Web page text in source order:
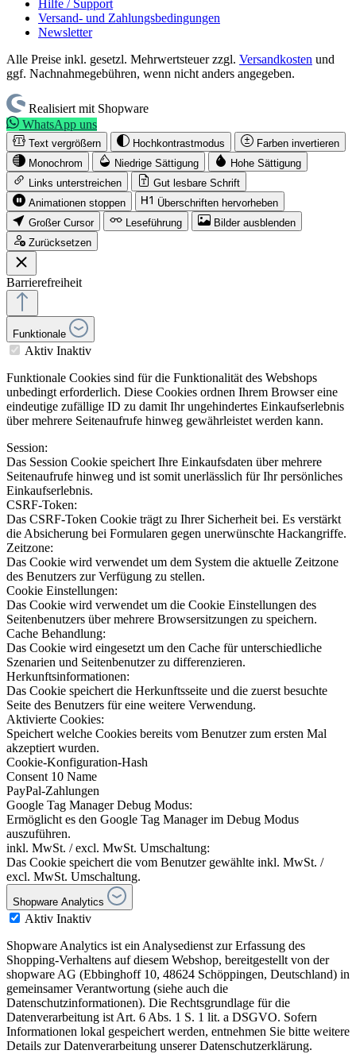
Hilfe / Support
Versand- und Zahlungsbedingungen
Newsletter
Alle Preise inkl. gesetzl. Mehrwertsteuer zzgl. Versandkosten und
ggf. Nachnahmegebühren, wenn nicht anders angegeben.
Realisiert mit Shopware
WhatsApp uns
Text vergrößern Hochkontrastmodus
Farben invertieren
Monochrom
Niedrige Sättigung
Hohe Sättigung
Links unterstreichen
Gut lesbare Schrift
Animationen stoppen
Überschriften hervorheben
Großer Cursor
Leseführung
Bilder ausblenden
Zurücksetzen
Barrierefreiheit
Funktionale
Aktiv Inaktiv
Funktionale Cookies sind für die Funktionalität des Webshops
unbedingt erforderlich. Diese Cookies ordnen Ihrem Browser eine
eindeutige zufällige ID zu damit Ihr ungehindertes Einkaufserlebnis
über mehrere Seitenaufrufe hinweg gewährleistet werden kann.
Session:
Das Session Cookie speichert Ihre Einkaufsdaten über mehrere
Seitenaufrufe hinweg und ist somit unerlässlich für Ihr persönliches
Einkaufserlebnis.
CSRF-Token:
Das CSRF-Token Cookie trägt zu Ihrer Sicherheit bei. Es verstärkt
die Absicherung bei Formularen gegen unerwünschte Hackangriffe.
Zeitzone:
Das Cookie wird verwendet um dem System die aktuelle Zeitzone
des Benutzers zur Verfügung zu stellen.
Cookie Einstellungen:
Das Cookie wird verwendet um die Cookie Einstellungen des
Seitenbenutzers über mehrere Browsersitzungen zu speichern.
Cache Behandlung:
Das Cookie wird eingesetzt um den Cache für unterschiedliche
Szenarien und Seitenbenutzer zu differenzieren.
Herkunftsinformationen:
Das Cookie speichert die Herkunftsseite und die zuerst besuchte
Seite des Benutzers für eine weitere Verwendung.
Aktivierte Cookies:
Speichert welche Cookies bereits vom Benutzer zum ersten Mal
akzeptiert wurden.
Cookie-Konfiguration-Hash
Consent 10 Name
PayPal-Zahlungen
Google Tag Manager Debug Modus:
Ermöglicht es den Google Tag Manager im Debug Modus
auszuführen.
inkl. MwSt. / excl. MwSt. Umschaltung:
Das Cookie speichert die vom Benutzer gewählte inkl. MwSt. /
excl. MwSt. Umschaltung.
Shopware Analytics
Aktiv Inaktiv
Shopware Analytics ist ein Analysedienst zur Erfassung des
Shopping-Verhaltens auf diesem Webshop, bereitgestellt von der
shopware AG (Ebbinghoff 10, 48624 Schöppingen, Deutschland) in
gemeinsamer Verantwortung (siehe auch die
Datenschutzinformationen). Die Rechtsgrundlage für die
Datenverarbeitung ist Art. 6 Abs. 1 S. 1 lit. a DSGVO. Sofern
Informationen lokal gespeichert werden, entnehmen Sie bitte weitere
Details zur Datenverarbeitung unserer Datenschutzerklärung.